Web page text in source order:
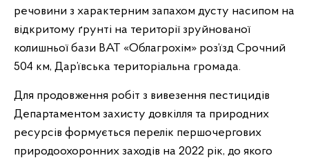
речовини з характерним запахом дусту насипом на
відкритому ґрунті на території зруйнованої
колишньої бази ВАТ «Облагрохім» роз’їзд Срочний
504 км, Дар’ївська територіальна громада.
Для продовження робіт з вивезення пестицидів
Департаментом захисту довкілля та природних
ресурсів формується перелік першочергових
природоохоронних заходів на 2022 рік, до якого